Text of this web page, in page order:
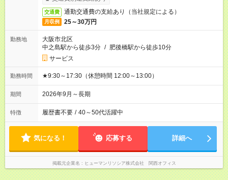
交通費 通勤交通費の支給あり（当社規定による）
月収例 25～30万円
勤務地
大阪市北区
中之島駅から徒歩3分 / 肥後橋駅から徒歩10分
サービス
勤務時間 ★9:30～17:30（休憩時間 12:00～13:00）
期間 2026年9月～長期
特徴 履歴書不要 / 40～50代活躍中
気になる！ 応募する 詳細へ
掲載元企業名 ヒューマンリソシア株式会社 関西オフィス